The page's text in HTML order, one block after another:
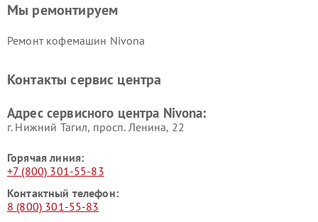
Мы ремонтируем
Ремонт кофемашин Nivona
Контакты сервис центра
Адрес сервисного центра Nivona:
г. Нижний Тагил, просп. Ленина, 22
Горячая линия:
+7 (800) 301-55-83
Контактный телефон:
8 (800) 301-55-83